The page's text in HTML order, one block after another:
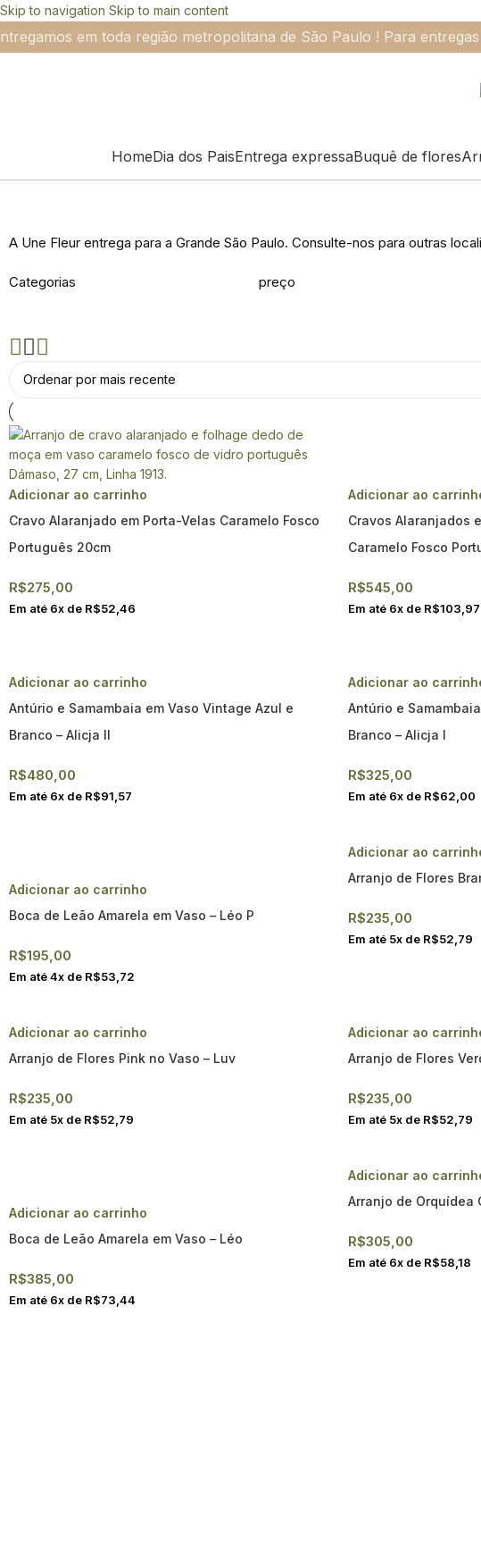
Skip to navigation Skip to main content
em toda região metropolitana de São Paulo ! Para
HomeDia dos PaisEntrega expressaBuquê de flores
A Une Fleur entrega para a Grande São Paulo. Consulte-nos para outras
Categorias preço
Adicionar ao carrinho
Cravo Alaranjado em Porta-Velas Caramelo Fosco
Português 20cm
R$275,00
Em até 6x de R$52,46
Adicionar ao
Cravos Alaranjados
Caramelo Fosco
R$545,00
Em até 6x de R$103,97
Adicionar ao carrinho
Antúrio e Samambaia em Vaso Vintage Azul e
Branco – Alicja II
R$480,00
Em até 6x de R$91,57
Adicionar ao
Antúrio e
Branco – Alicja I
R$325,00
Em até 6x de R$62,00
Adicionar ao carrinho
Boca de Leão Amarela em Vaso – Léo P
R$195,00
Em até4x de R$53,72
Adicionar ao
Arranjo de Flores
R$235,00
Em até 5x de R$52,79
Adicionar ao carrinho
Arranjo de Flores Pink no Vaso – Luv
R$235,00
Em até 5x de R$52,79
Adicionar ao
Arranjo de Flores
R$235,00
Em até 5x de R$52,79
Adicionar ao carrinho
Boca de Leão Amarela em Vaso – Léo
R$385,00
Em até 6x de R$73,44
Adicionar ao
Arranjo de Orquídea
R$305,00
Em até 6x de R$58,18